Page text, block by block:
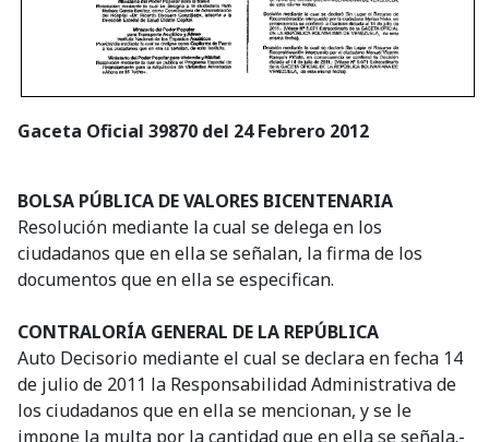
Gaceta Oficial 39870 del 24 Febrero 2012
BOLSA PÚBLICA DE VALORES BICENTENARIA
Resolución mediante la cual se delega en los
ciudadanos que en ella se señalan, la firma de los
documentos que en ella se especifican.
CONTRALORÍA GENERAL DE LA REPÚBLICA
Auto Decisorio mediante el cual se declara en fecha 14
de julio de 2011 la Responsabilidad Administrativa de
los ciudadanos que en ella se mencionan, y se le
impone la multa por la cantidad que en ella se señala.-